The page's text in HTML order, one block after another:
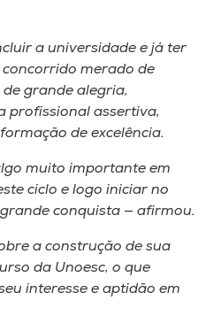
a universidade e já ter
merado de
grande alegria,
profissional assertiva,
de excelência.
muito importante em
ciclo e logo iniciar no
conquista — afirmou.
a construção de sua
da Unoesc, o que
interesse e aptidão em